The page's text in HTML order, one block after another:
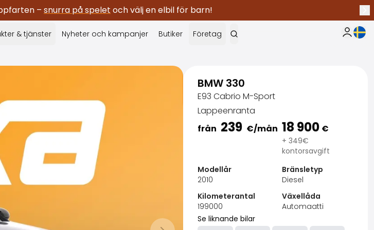
– snurra på spelet och välj en elbil för barn!
& tjänster Nyheter och kampanjer Butiker Företag Min Saka
BMW 330
E93 Cabrio M-Sport
Lappeenranta
från 239 €/mån 18 900 €
+ 349€
kontorsavgift
Modellår
2010
Bränsletyp
Diesel
Kilometerantal
199000
Växellåda
Automaatti
Se liknande bilar